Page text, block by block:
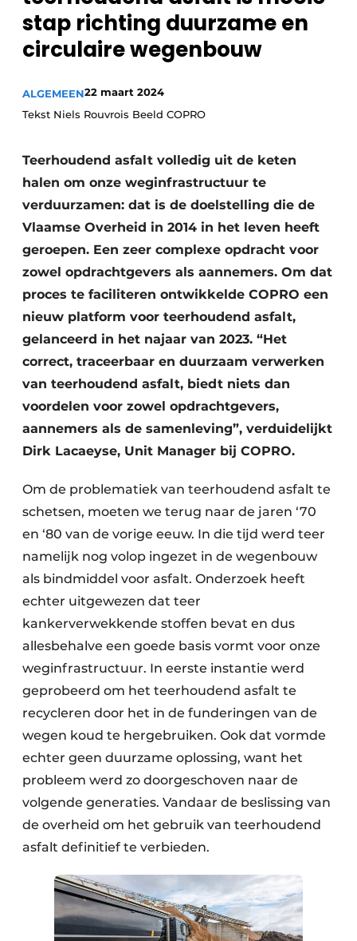
Vacatures
Video’s
stap richting duurzame en
circulaire wegenbouw
ALGEMEEN22 maart 2024
Tekst Niels Rouvrois Beeld COPRO
Teerhoudend asfalt volledig uit de keten
halen om onze weginfrastructuur te
verduurzamen: dat is de doelstelling die de
Vlaamse Overheid in 2014 in het leven heeft
geroepen. Een zeer complexe opdracht voor
zowel opdrachtgevers als aannemers. Om dat
proces te faciliteren ontwikkelde COPRO een
nieuw platform voor teerhoudend asfalt,
gelanceerd in het najaar van 2023. “Het
correct, traceerbaar en duurzaam verwerken
van teerhoudend asfalt, biedt niets dan
voordelen voor zowel opdrachtgevers,
aannemers als de samenleving”, verduidelijkt
Dirk Lacaeyse, Unit Manager bij COPRO.
Om de problematiek van teerhoudend asfalt te
schetsen, moeten we terug naar de jaren ‘70
en ‘80 van de vorige eeuw. In die tijd werd teer
namelijk nog volop ingezet in de wegenbouw
als bindmiddel voor asfalt. Onderzoek heeft
echter uitgewezen dat teer
kankerverwekkende stoffen bevat en dus
allesbehalve een goede basis vormt voor onze
weginfrastructuur. In eerste instantie werd
geprobeerd om het teerhoudend asfalt te
recycleren door het in de funderingen van de
wegen koud te hergebruiken. Ook dat vormde
echter geen duurzame oplossing, want het
probleem werd zo doorgeschoven naar de
volgende generaties. Vandaar de beslissing van
de overheid om het gebruik van teerhoudend
asfalt definitief te verbieden.